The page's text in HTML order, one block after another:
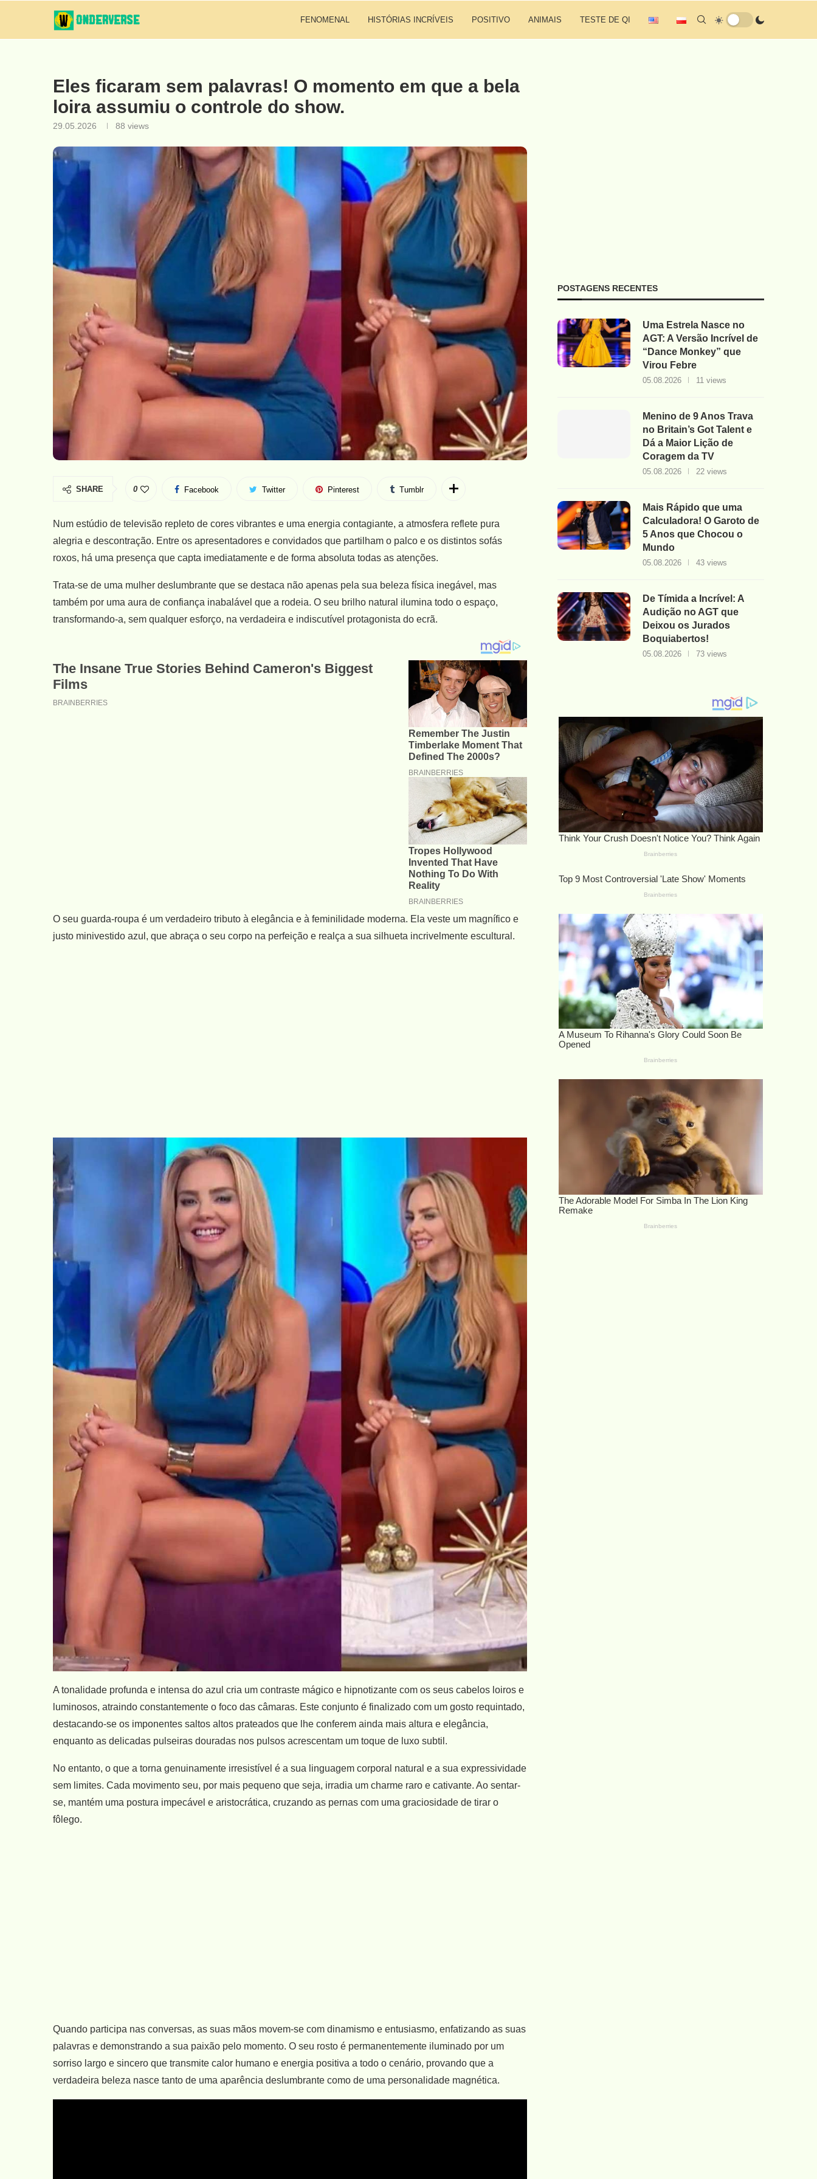
FENOMENAL HISTÓRIAS INCRÍVEIS POSITIVO ANIMAIS TESTE DE QI
Eles ficaram sem palavras! O momento em que a bela
loira assumiu o controle do show.
29.05.2026 88 views
SHARE 0 Facebook Twitter Pinterest Tumblr
Num estúdio de televisão repleto de cores vibrantes e uma energia contagiante, a atmosfera reflete pura
alegria e descontração. Entre os apresentadores e convidados que partilham o palco e os distintos sofás
roxos, há uma presença que capta imediatamente e de forma absoluta todas as atenções.
Trata-se de uma mulher deslumbrante que se destaca não apenas pela sua beleza física inegável, mas
também por uma aura de confiança inabalável que a rodeia. O seu brilho natural ilumina todo o espaço,
transformando-a, sem qualquer esforço, na verdadeira e indiscutível protagonista do ecrã.
O seu guarda-roupa é um verdadeiro tributo à elegância e à feminilidade moderna. Ela veste um magnífico e
justo minivestido azul, que abraça o seu corpo na perfeição e realça a sua silhueta incrivelmente escultural.
A tonalidade profunda e intensa do azul cria um contraste mágico e hipnotizante com os seus cabelos loiros e
luminosos, atraindo constantemente o foco das câmaras. Este conjunto é finalizado com um gosto requintado,
destacando-se os imponentes saltos altos prateados que lhe conferem ainda mais altura e elegância,
enquanto as delicadas pulseiras douradas nos pulsos acrescentam um toque de luxo subtil.
No entanto, o que a torna genuinamente irresistível é a sua linguagem corporal natural e a sua expressividade
sem limites. Cada movimento seu, por mais pequeno que seja, irradia um charme raro e cativante. Ao sentar-
se, mantém uma postura impecável e aristocrática, cruzando as pernas com uma graciosidade de tirar o
fôlego.
Quando participa nas conversas, as suas mãos movem-se com dinamismo e entusiasmo, enfatizando as suas
palavras e demonstrando a sua paixão pelo momento. O seu rosto é permanentemente iluminado por um
sorriso largo e sincero que transmite calor humano e energia positiva a todo o cenário, provando que a
verdadeira beleza nasce tanto de uma aparência deslumbrante como de uma personalidade magnética.
POSTAGENS RECENTES
Uma Estrela Nasce no
AGT: A Versão Incrível de
“Dance Monkey” que
Virou Febre
05.08.2026 11 views
Menino de 9 Anos Trava
no Britain’s Got Talent e
Dá a Maior Lição de
Coragem da TV
05.08.2026 22 views
Mais Rápido que uma
Calculadora! O Garoto de
5 Anos que Chocou o
Mundo
05.08.2026 43 views
De Tímida a Incrível: A
Audição no AGT que
Deixou os Jurados
Boquiabertos!
05.08.2026 73 views